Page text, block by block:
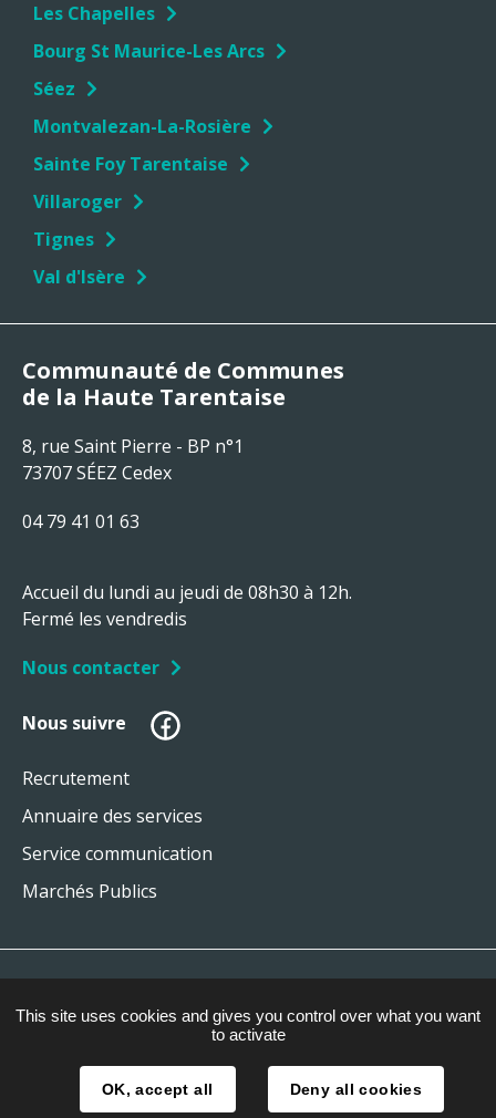
Les Chapelles
Bourg St Maurice-Les Arcs
Séez
Montvalezan-La-Rosière
Sainte Foy Tarentaise
Villaroger
Tignes
Val d'Isère
Communauté de Communes
de la Haute Tarentaise
8, rue Saint Pierre - BP n°1
73707 SÉEZ Cedex
04 79 41 01 63
Accueil du lundi au jeudi de 08h30 à 12h.
Fermé les vendredis
Nous contacter
Nous suivre
Recrutement
Annuaire des services
Service communication
Marchés Publics
Mentions légales
Gestion des cookies
Accessibilité
This site uses cookies and gives you control over what you want
to activate
OK, accept all Deny all cookies